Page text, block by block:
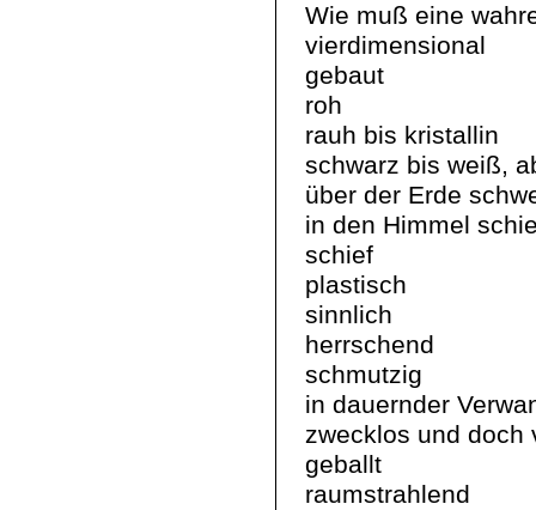
Wie muß eine
vierdimensional
gebaut
roh
rauh bis kristallin
schwarz bis weiß,
über der Erde
in den Himmel
schief
plastisch
sinnlich
herrschend
schmutzig
in dauernder
zwecklos und doch
geballt
raumstrahlend